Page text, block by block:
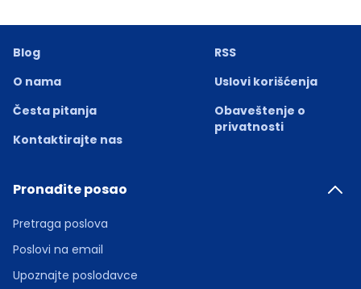
Blog
O nama
Česta pitanja
Kontaktirajte nas
RSS
Uslovi korišćenja
Obaveštenje o
privatnosti
Pronađite posao
Pretraga poslova
Poslovi na email
Upoznajte poslodavce